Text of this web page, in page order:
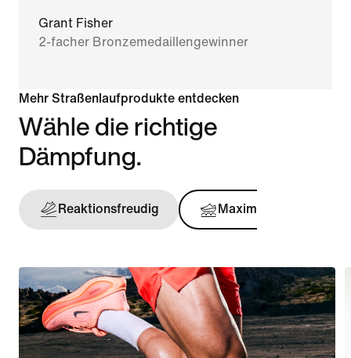
Grant Fisher
2-facher Bronzemedaillengewinner
Mehr Straßenlaufprodukte entdecken
Wähle die richtige
Dämpfung.
Reaktionsfreudig Maximal